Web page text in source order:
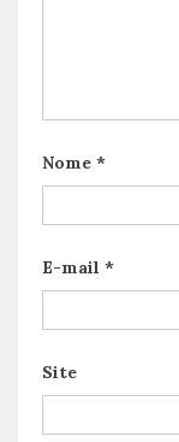
Nome *
E-mail *
Site